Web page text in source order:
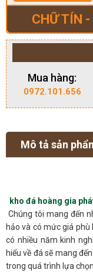
CHỮ TÍN
Mua hàng:
0972.101.656
Mô tả sản
kho đá hoàng gia
Chúng tôi mang đến
hảo và có mức giá
có nhiều năm kinh
hiểu về đá sẽ mang
trong quá trình lựa chọn.